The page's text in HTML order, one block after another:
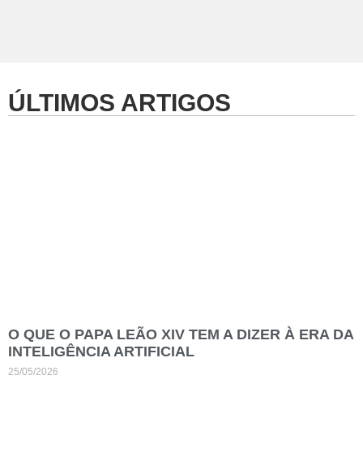
ÚLTIMOS ARTIGOS
O QUE O PAPA LEÃO XIV TEM A DIZER À ERA DA
INTELIGÊNCIA ARTIFICIAL
25/05/2026